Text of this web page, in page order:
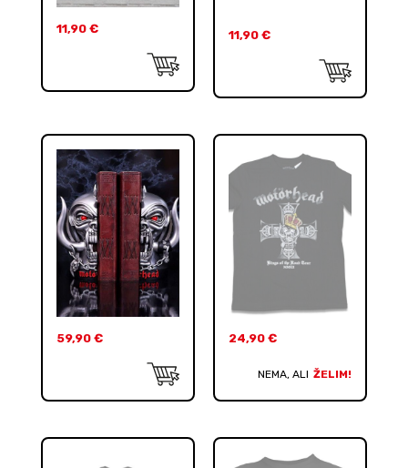
11,90 € 11,90 €
59,90 € 24,90 €
NEMA, ALI ŽELIM!